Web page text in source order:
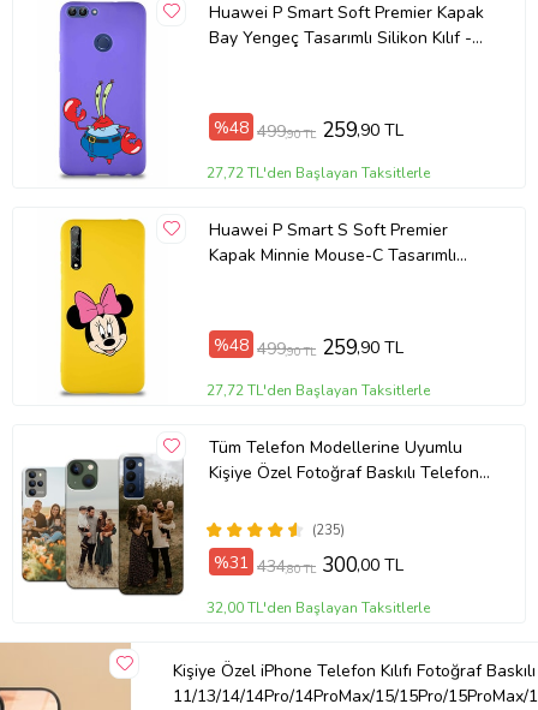
Huawei P Smart Soft Premier Kapak
Bay Yengeç Tasarımlı Silikon Kılıf -
%48 499,90 TL 259,90 TL
27,72 TL'den Başlayan Taksitlerle
Huawei P Smart S Soft Premier
Kapak Minnie Mouse-C Tasarımlı
%48 499,90 TL 259,90 TL
27,72 TL'den Başlayan Taksitlerle
Tüm Telefon Modellerine Uyumlu
Kişiye Özel Fotoğraf Baskılı Telefon
(235)
%31 434,80 TL 300,00 TL
32,00 TL'den Başlayan Taksitlerle
Kişiye Özel iPhone Telefon Kılıfı Fotoğraf Baskılı
11/13/14/14Pro/14ProMax/15/15Pro/